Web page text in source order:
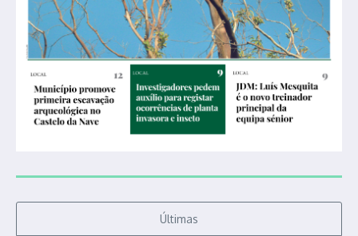
Últimas